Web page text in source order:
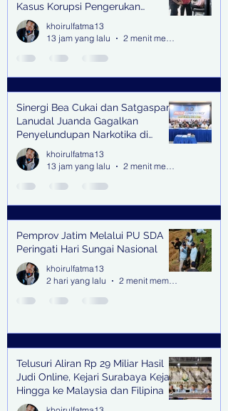
Kasus Korupsi Pengerukan
Tanjung Perak
khoirulfatma13
13 jam yang lalu
2 menit membaca
Sinergi Bea Cukai dan Satgaspam
Lanudal Juanda Gagalkan
Penyelundupan Narkotika di
Bandara Juanda
khoirulfatma13
13 jam yang lalu
2 menit membaca
Pemprov Jatim Melalui PU SDA
Peringati Hari Sungai Nasional
khoirulfatma13
2 hari yang lalu
2 menit membaca
Telusuri Aliran Rp 29 Miliar Hasil
Judi Online, Kejari Surabaya Kejar
Hingga ke Malaysia dan Filipina